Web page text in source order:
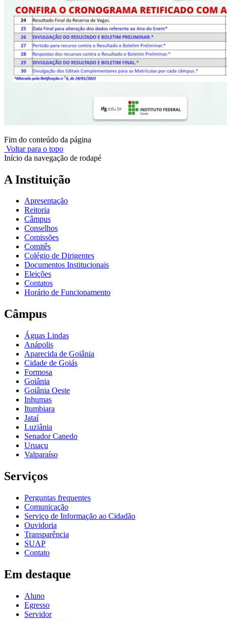
Fim do conteúdo da página
Voltar para o topo
Início da navegação de rodapé
A Instituição
Apresentação
Reitoria
Câmpus
Conselhos
Comissões
Comitês
Colégio de Dirigentes
Documentos Institucionais
Eleições
Contatos
Horário de Funcionamento
Câmpus
Águas Lindas
Anápolis
Aparecida de Goiânia
Cidade de Goiás
Formosa
Goiânia
Goiânia Oeste
Inhumas
Itumbiara
Jataí
Luziânia
Senador Canedo
Uruaçu
Valparaíso
Serviços
Perguntas frequentes
Comunicação
Serviço de Informação ao Cidadão
Ouvidoria
Transparência
SUAP
Contato
Em destaque
Aluno
Egresso
Servidor